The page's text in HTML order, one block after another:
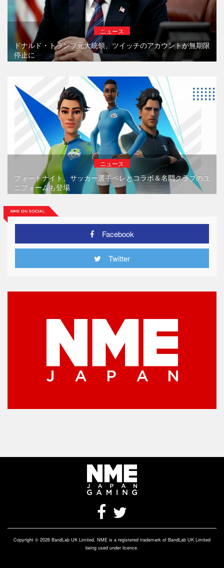
ニュース
ドナルド・トランプ元大統領、ツイッチのアカウントが無期限
停止に
ニュース
フォートナイト、サッカー選手ペレとコラボ＆名門クラブのユ
ニフォームも登場
Facebook
Twitter
Copyright © 2026 BandLab UK Limited. NME is a registered trademark of BandLab UK Limited
being used under licence.